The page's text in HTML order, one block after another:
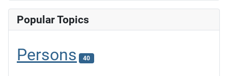
Popular Topics
Persons 40